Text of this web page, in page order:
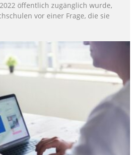
öffentlich zugänglich wurde,
vor einer Frage, die sie